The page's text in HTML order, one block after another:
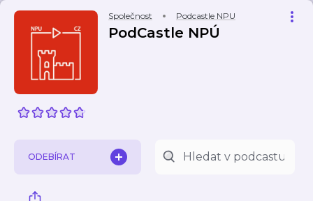
Společnost Podcastle NPU
PodCastle NPÚ
ODEBÍRAT